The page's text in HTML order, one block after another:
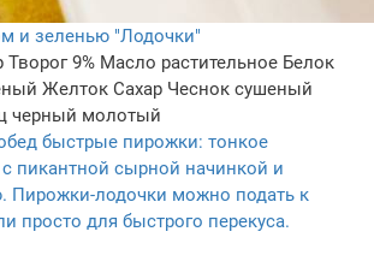
и зеленью "Лодочки"
Творог 9% Масло растительное Белок
Желток Сахар Чеснок сушеный
черный молотый
быстрые пирожки: тонкое
с пикантной сырной начинкой и
Пирожки-лодочки можно подать к
просто для быстрого перекуса.